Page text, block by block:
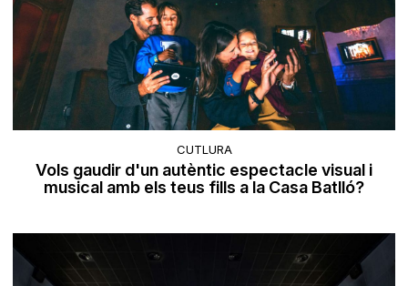
CUTLURA
Vols gaudir d'un autèntic espectacle visual i
musical amb els teus fills a la Casa Batlló?